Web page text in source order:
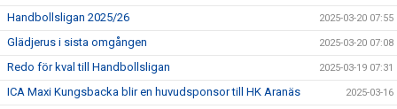
Handbollsligan 2025/26 2025-03-20 07:55
Glädjerus i sista omgången 2025-03-20 07:08
Redo för kval till Handbollsligan 2025-03-19 07:31
ICA Maxi Kungsbacka blir en huvudsponsor till HK Aranäs 2025-03-16